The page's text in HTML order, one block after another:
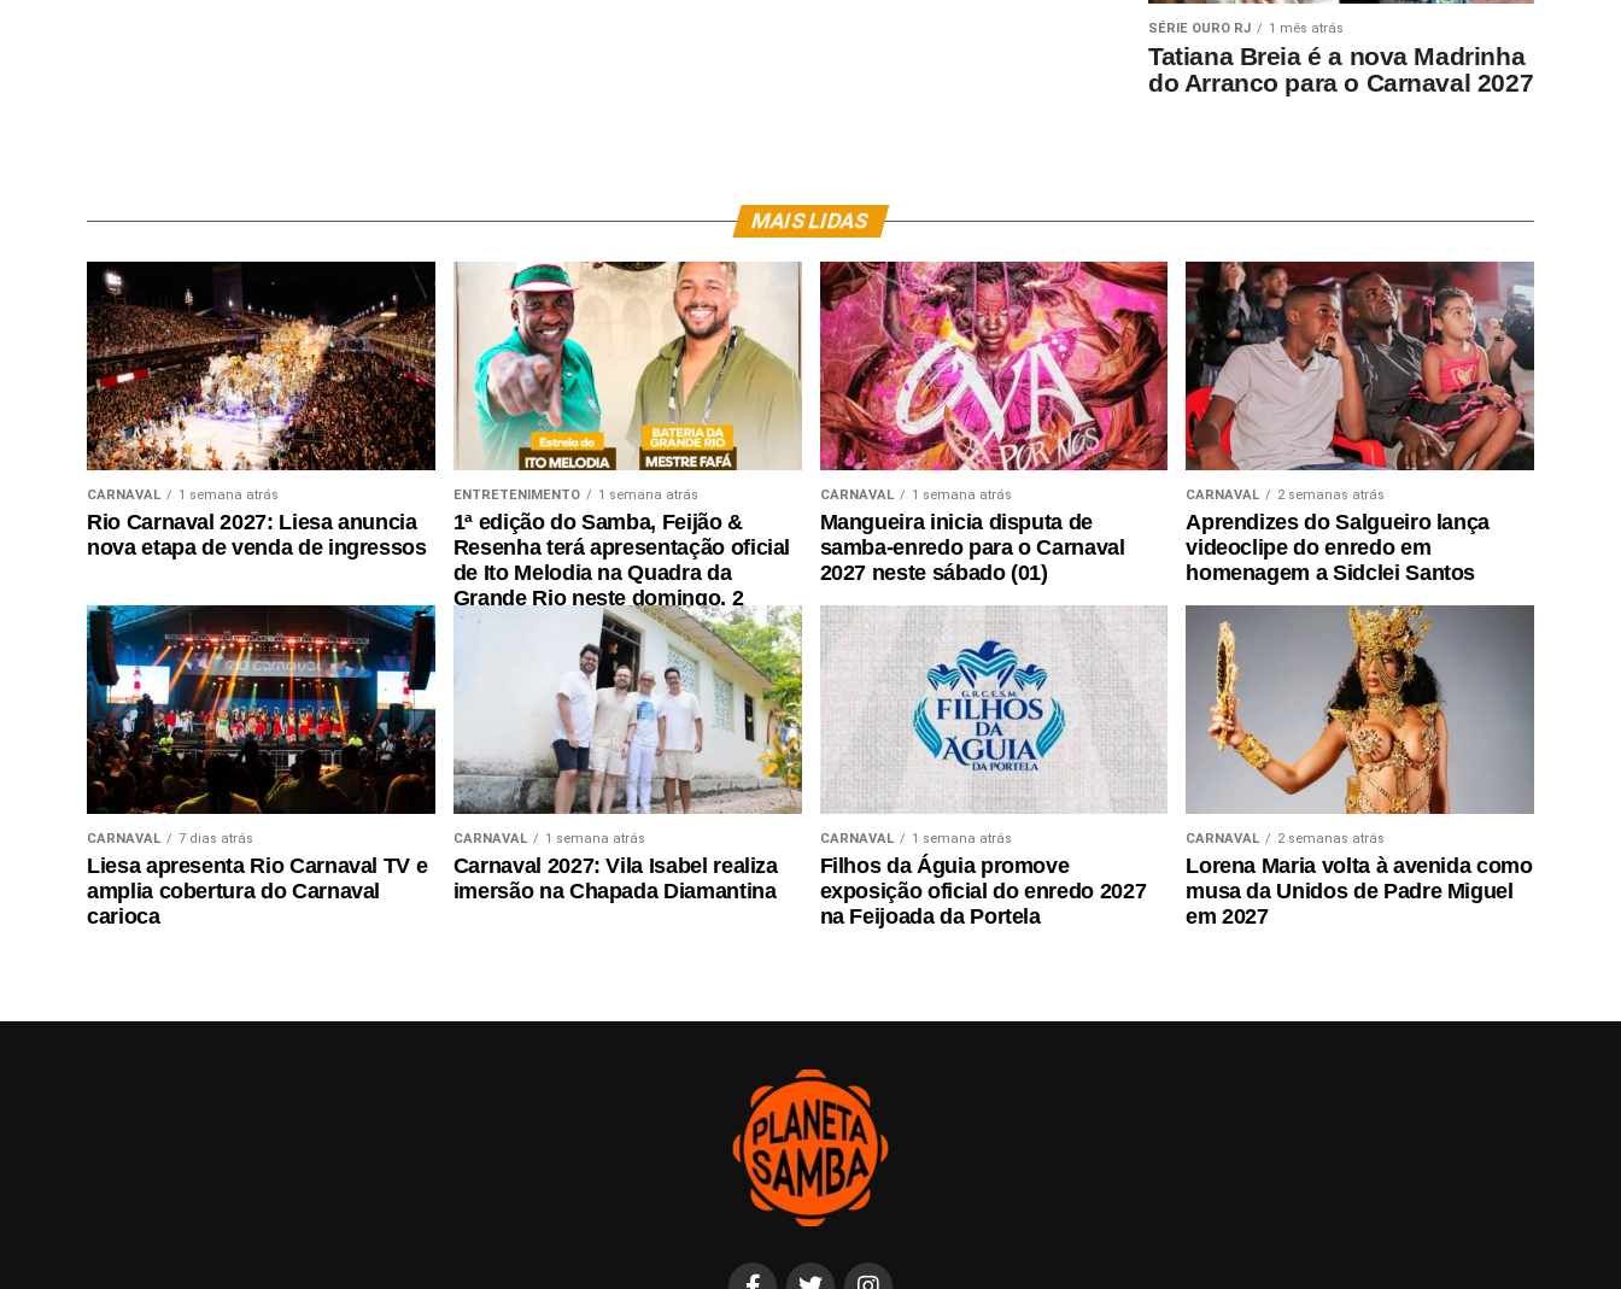
SÉRIE OURO RJ 1 mês atrás
Tatiana Breia é a nova Madrinha
do Arranco para o Carnaval 2027
MAIS LIDAS
CARNAVAL 1 semana atrás
Rio Carnaval 2027: Liesa anuncia
nova etapa de venda de ingressos
ENTRETENIMENTO 1 semana atrás
1ª edição do Samba, Feijão &
Resenha terá apresentação oficial
de Ito Melodia na Quadra da
Grande Rio neste domingo, 2
CARNAVAL 1 semana atrás
Mangueira inicia disputa de
samba-enredo para o Carnaval
2027 neste sábado (01)
CARNAVAL 2 semanas atrás
Aprendizes do Salgueiro lança
videoclipe do enredo em
homenagem a Sidclei Santos
CARNAVAL 7 dias atrás
Liesa apresenta Rio Carnaval TV e
amplia cobertura do Carnaval
carioca
CARNAVAL 1 semana atrás
Carnaval 2027: Vila Isabel realiza
imersão na Chapada Diamantina
CARNAVAL 1 semana atrás
Filhos da Águia promove
exposição oficial do enredo 2027
na Feijoada da Portela
CARNAVAL 2 semanas atrás
Lorena Maria volta à avenida como
musa da Unidos de Padre Miguel
em 2027